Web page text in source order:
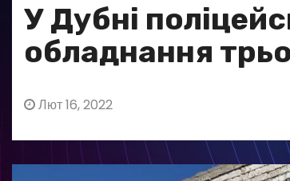
У Дубні
обладнання
Лют 16, 2022